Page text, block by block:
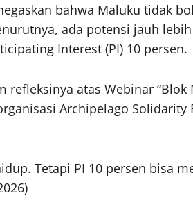
bahwa Maluku tidak
ada potensi jauh
Interest (PI) 10 persen.
atas Webinar “Blok
Archipelago
Tetapi PI 10 persen bisa